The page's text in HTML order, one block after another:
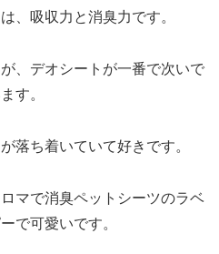
、吸収力と消臭力です。
、デオシートが一番で次いで
す。
落ち着いていて好きです。
マで消臭ペットシーツのラベ
で可愛いです。